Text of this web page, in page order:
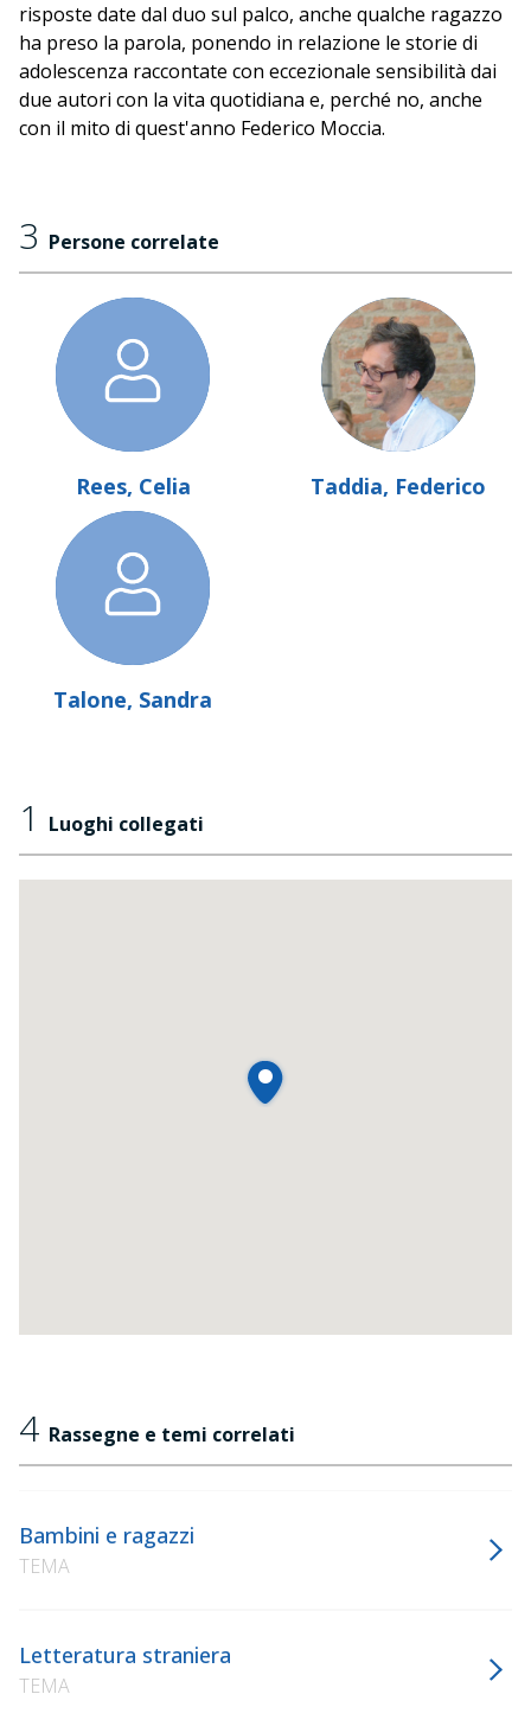
risposte date dal duo sul palco, anche qualche ragazzo
ha preso la parola, ponendo in relazione le storie di
adolescenza raccontate con eccezionale sensibilità dai
due autori con la vita quotidiana e, perché no, anche
con il mito di quest'anno Federico Moccia.
3 Persone correlate
Rees, Celia Taddia, Federico
Talone, Sandra
1 Luoghi collegati
4 Rassegne e temi correlati
Bambini e ragazzi
TEMA
Letteratura straniera
TEMA